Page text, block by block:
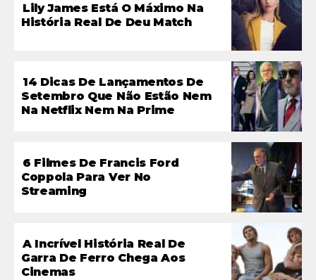
Lily James Está O Máximo Na
História Real De Deu Match
14 Dicas De Lançamentos De
Setembro Que Não Estão Nem
Na Netflix Nem Na Prime
6 Filmes De Francis Ford
Coppola Para Ver No
Streaming
A Incrível História Real De
Garra De Ferro Chega Aos
Cinemas